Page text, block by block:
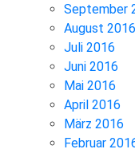
September
August 2016
Juli 2016
Juni 2016
Mai 2016
April 2016
März 2016
Februar